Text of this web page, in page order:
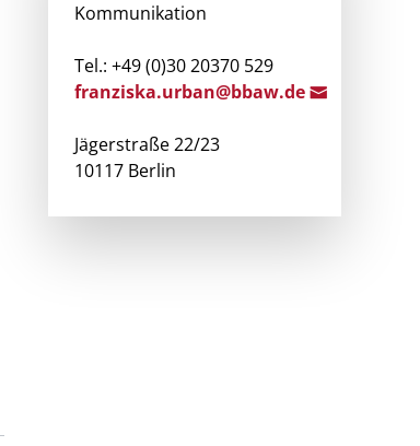
Kommunikation
Tel.: +49 (0)30 20370 529
franziska.urban@bbaw.de
Jägerstraße 22/23
10117 Berlin